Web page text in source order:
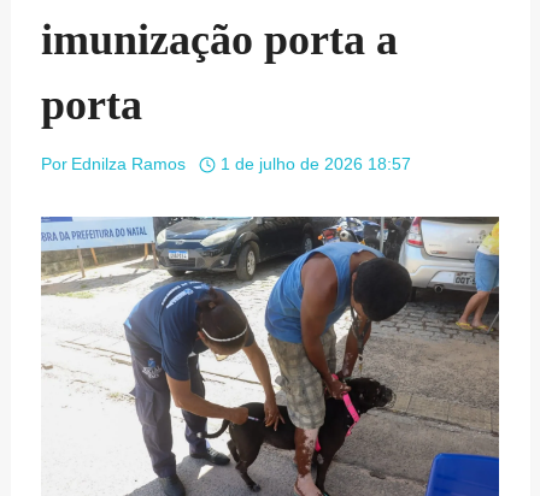
imunização porta a
porta
Por Ednilza Ramos 1 de julho de 2026 18:57